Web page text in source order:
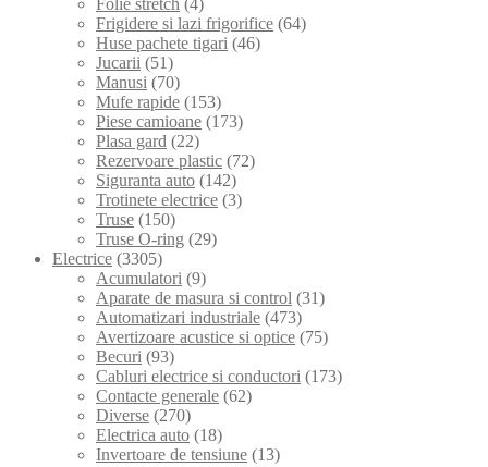
Frigidere si lazi frigorifice (64)
Huse pachete tigari (46)
Jucarii (51)
Manusi (70)
Mufe rapide (153)
Piese camioane (173)
Plasa gard (22)
Rezervoare plastic (72)
Siguranta auto (142)
Trotinete electrice (3)
Truse (150)
Truse O-ring (29)
Electrice (3305)
Acumulatori (9)
Aparate de masura si control (31)
Automatizari industriale (473)
Avertizoare acustice si optice (75)
Becuri (93)
Cabluri electrice si conductori (173)
Contacte generale (62)
Diverse (270)
Electrica auto (18)
Invertoare de tensiune (13)